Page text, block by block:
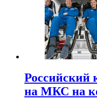
Российский
на МКС на